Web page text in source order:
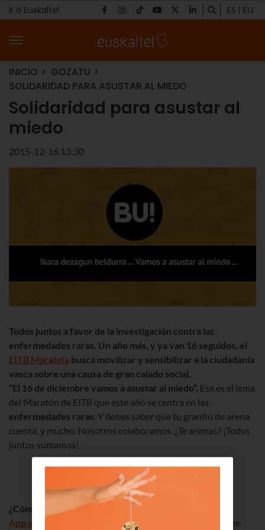
Ir a Euskaltel ES EU
INICIO
GOZATU
SOLIDARIDAD PARA ASUSTAR AL MIEDO
Solidaridad para asustar al
miedo
2015-12-16 13:30
Todos juntos a favor de la investigación contra las
enfermedades raras. Un año más, y ya van 16 seguidos, el
EITB Maratoia busca movilizar y sensibilizar a la ciudadanía
vasca sobre una causa de gran calado social.
“El 16 de diciembre vamos a asustar al miedo”. Ese es el lema
del Maratón de EITB que este año se centra en las
enfermedades raras. Y debes saber que tu granito de arena
cuenta, y mucho. Nosotros colaboramos. ¿Te animas? ¡Todos
juntos sumamos!
¿Cómo puedo ayudar?
Muy fácil, a través de la
App de Euskaltel
. Solo tienes que «loguearte» y verás que